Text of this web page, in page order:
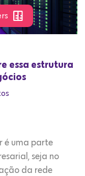
essa estrutura
é uma parte
seja no
da rede